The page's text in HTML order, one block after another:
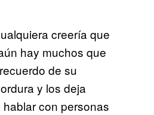
creería que
hay muchos que
de su
y los deja
con personas